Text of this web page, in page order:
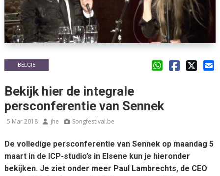
BELGIE
Bekijk hier de integrale
persconferentie van Sennek
5 Mar 2018 jhe Songfestival.be
De volledige persconferentie van Sennek op maandag 5
maart in de ICP-studio’s in Elsene kun je hieronder
bekijken. Je ziet onder meer Paul Lambrechts, de CEO